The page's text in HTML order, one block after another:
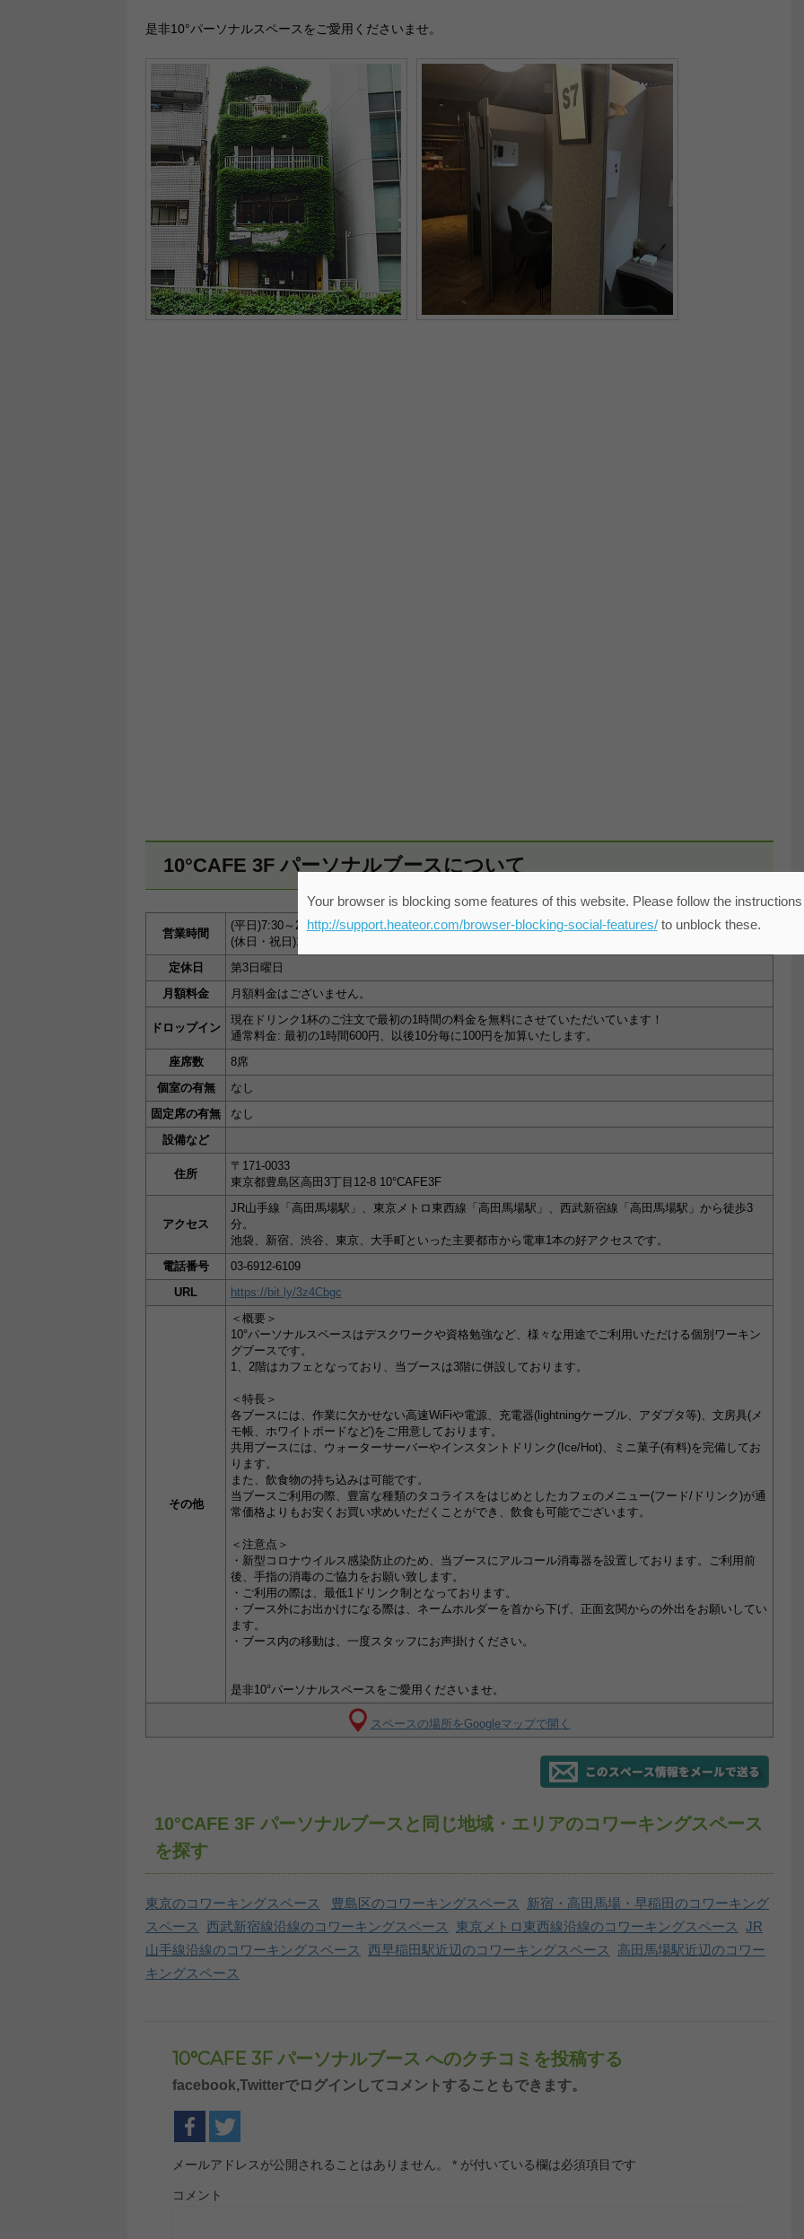
是非10°パーソナルスペースをご愛用くださいませ。
10°CAFE 3F パーソナルブースについて
営業時間
(平日)7:30～20:00
(休日・祝日)11:00~20:00
定休日
第3日曜日
月額料金
月額料金はございません。
ドロップイン
現在ドリンク1杯のご注文で最初の1時間の料金を無料にさせていただいています！
通常料金: 最初の1時間600円、以後10分毎に100円を加算いたします。
座席数
8席
個室の有無
なし
固定席の有無
なし
設備など
住所
〒171-0033
東京都豊島区高田3丁目12-8 10°CAFE3F
アクセス
JR山手線「高田馬場駅」、東京メトロ東西線「高田馬場駅」、西武新宿線「高田馬場駅」から徒歩3
分。
池袋、新宿、渋谷、東京、大手町といった主要都市から電車1本の好アクセスです。
電話番号
03-6912-6109
URL
https://bit.ly/3z4Cbgc
その他
＜概要＞
10°パーソナルスペースはデスクワークや資格勉強など、様々な用途でご利用いただける個別ワーキン
グブースです。
1、2階はカフェとなっており、当ブースは3階に併設しております。
＜特長＞
各ブースには、作業に欠かせない高速WiFiや電源、充電器(lightningケーブル、アダプタ等)、文房具(メ
モ帳、ホワイトボードなど)をご用意しております。
共用ブースには、ウォーターサーバーやインスタントドリンク(Ice/Hot)、ミニ菓子(有料)を完備してお
ります。
また、飲食物の持ち込みは可能です。
当ブースご利用の際、豊富な種類のタコライスをはじめとしたカフェのメニュー(フード/ドリンク)が通
常価格よりもお安くお買い求めいただくことができ、飲食も可能でございます。
＜注意点＞
・新型コロナウイルス感染防止のため、当ブースにアルコール消毒器を設置しております。ご利用前
後、手指の消毒のご協力をお願い致します。
・ご利用の際は、最低1ドリンク制となっております。
・ブース外にお出かけになる際は、ネームホルダーを首から下げ、正面玄関からの外出をお願いしてい
ます。
・ブース内の移動は、一度スタッフにお声掛けください。
是非10°パーソナルスペースをご愛用くださいませ。
スペースの場所をGoogleマップで開く
10°CAFE 3F パーソナルブースと同じ地域・エリアのコワーキングスペース
を探す
東京のコワーキングスペース 豊島区のコワーキングスペース
新宿・高田馬場・早稲田のコワーキング
スペース
西武新宿線沿線のコワーキングスペース 東京メトロ東西線沿線のコワーキングスペース
JR
山手線沿線のコワーキングスペース
西早稲田駅近辺のコワーキングスペース
高田馬場駅近辺のコワー
キングスペース
10°CAFE 3F パーソナルブース へのクチコミを投稿する
facebook,Twitterでログインしてコメントすることもできます。
メールアドレスが公開されることはありません。 * が付いている欄は必須項目です
コメント
Your browser is blocking some features of this website. Please follow the
http://support.heateor.com/browser-blocking-social-features/to unblock these.